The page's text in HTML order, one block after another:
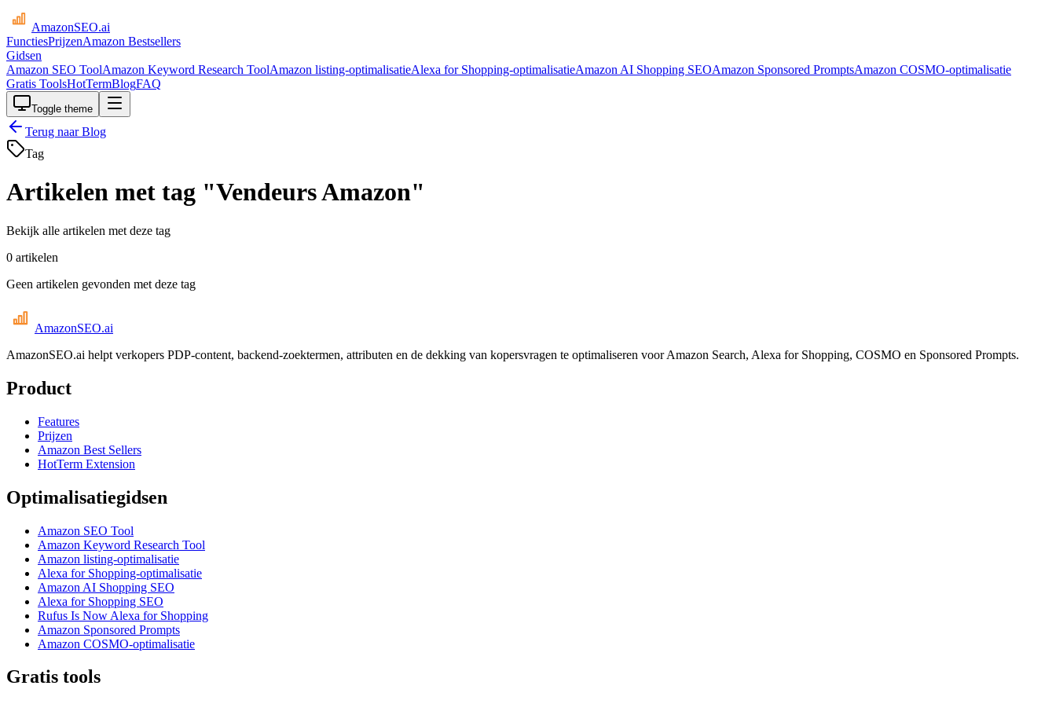
AmazonSEO.ai
FunctiesPrijzenAmazon Bestsellers
Gidsen
Amazon SEO ToolAmazon Keyword Research ToolAmazon listing-optimalisatieAlexa for Shopping-optimalisatieAmazon AI Shopping SEOAmazon Sponsored PromptsAmazon COSMO-optimalisatie
Gratis ToolsHotTermBlogFAQ
Toggle theme
Terug naar Blog
Tag
Artikelen met tag "Vendeurs Amazon"
Bekijk alle artikelen met deze tag
0 artikelen
Geen artikelen gevonden met deze tag
AmazonSEO.ai
AmazonSEO.ai helpt verkopers PDP-content, backend-zoektermen, attributen en de dekking van kopersvragen te optimaliseren voor Amazon Search, Alexa for Shopping, COSMO en Sponsored Prompts.
Product
Features
Prijzen
Amazon Best Sellers
HotTerm Extension
Optimalisatiegidsen
Amazon SEO Tool
Amazon Keyword Research Tool
Amazon listing-optimalisatie
Alexa for Shopping-optimalisatie
Amazon AI Shopping SEO
Alexa for Shopping SEO
Rufus Is Now Alexa for Shopping
Amazon Sponsored Prompts
Amazon COSMO-optimalisatie
Gratis tools